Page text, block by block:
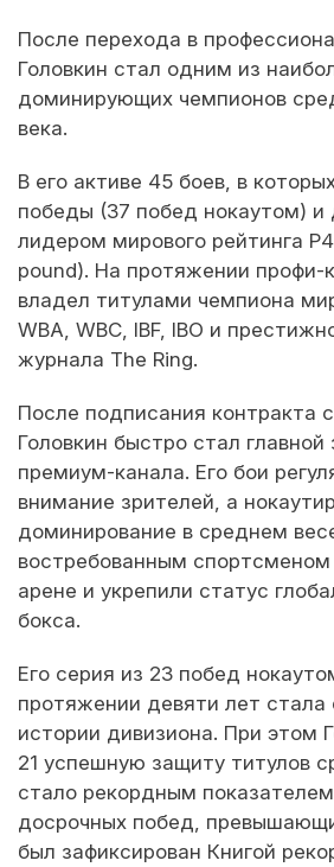
После перехода в
Головкин стал одним из
доминирующих чемпионов
века.
В его активе 45 боев, в
победы (37 побед нокаутом) и
лидером мирового рейтинга
pound). На протяжении профи-
владел титулами чемпиона
WBA, WBC, IBF, IBO и
журнала The Ring.
После подписания контракта
Головкин быстро стал главной
премиум-канала. Его бои
внимание зрителей, а
доминирование в среднем
востребованным
арене и укрепили статус
бокса.
Его серия из 23 побед
протяжении девяти лет
истории дивизиона. При этом
21 успешную защиту титулов
стало рекордным
досрочных побед,
был зафиксирован Книгой